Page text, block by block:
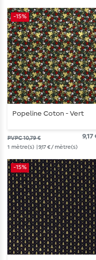
-15%
Popeline Coton - Vert
PVPC 10,79 € 9,17
1 mètre(s) | 9,17 € / mètre(s)
-15%